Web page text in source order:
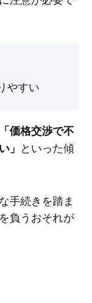
やすい
「価格交渉で不
」 といった傾
手続きを踏ま
負うおそれが